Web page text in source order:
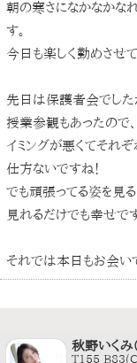
朝の寒さになかなかな
す。
今日も楽しく勤めさせ
先日は保護者会でした
授業参観もあったので
イミングが悪くてそれ
仕方ないですね！
でも頑張ってる姿を見る
見れるだけでも幸せで
それでは本日もお会い
秋野いくみ
T155